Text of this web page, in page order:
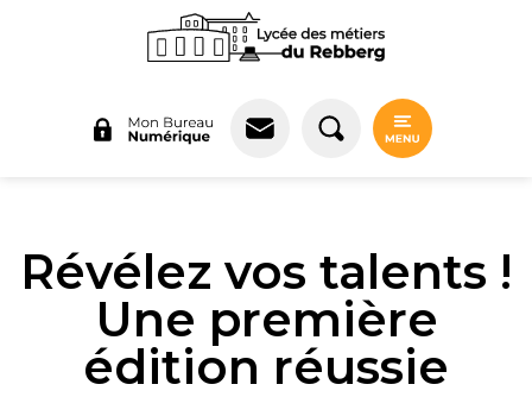
Révélez vos talents !
Une première
édition réussie
Panneau de gestion des cookies